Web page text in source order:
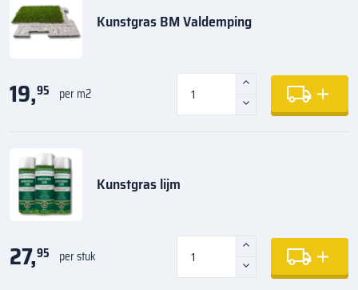
Kunstgras BM Valdemping
19,95 per m2
Kunstgras lijm
27,95 per stuk